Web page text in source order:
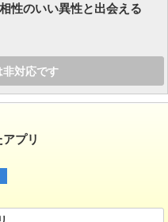
性のいい異性と出会える
非対応です
プリ